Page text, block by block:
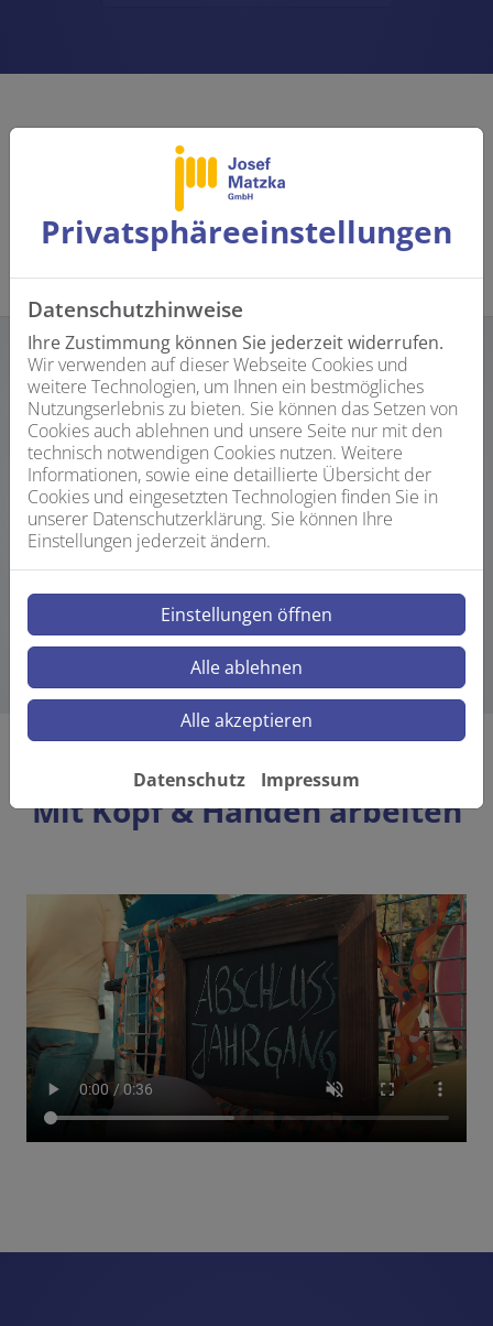
Krisensicher – nimm deine
Zukunft selbst in die Hand!
Neugierig, wie das im Alltag aussieht?
Mach ein
Schnupperpraktikum.
Wir bieten dir die Möglichkeit in unseren Betrieb im
Rahmen eines Praktikums hineinzuschauen. Wir freuen
uns auf deine Bewerbung über unser Kontaktformular.
Zum Bewerbungsformular
Mit Kopf & Händen arbeiten
Privatsphäre­einstellungen
Datenschutzhinweise
Ihre Zustimmung können Sie jederzeit widerrufen.
Wir verwenden auf dieser Webseite Cookies und
weitere Technologien, um Ihnen ein bestmögliches
Nutzungserlebnis zu bieten. Sie können das Setzen von
Cookies auch ablehnen und unsere Seite nur mit den
technisch notwendigen Cookies nutzen. Weitere
Informationen, sowie eine detaillierte Übersicht der
Cookies und eingesetzten Technologien finden Sie in
unserer Datenschutzerklärung. Sie können Ihre
Einstellungen jederzeit ändern.
Einstellungen öffnen
Alle ablehnen
Alle akzeptieren
Datenschutz Impressum